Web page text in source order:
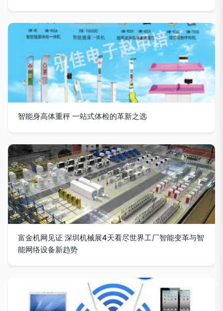
智能身高体重秤 一站式体检的革新之选
富金机网见证 深圳机械展4天看尽世界工厂智能变革与智
能网络设备新趋势